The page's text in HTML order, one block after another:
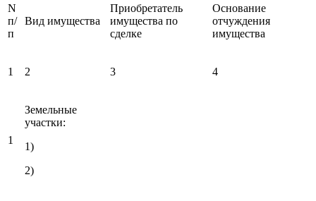
N
п/
п
Вид имущества
Приобретатель
имущества по
сделке
Основание
отчуждения
имущества
1 2 3 4
1
Земельные
участки:
1)
2)